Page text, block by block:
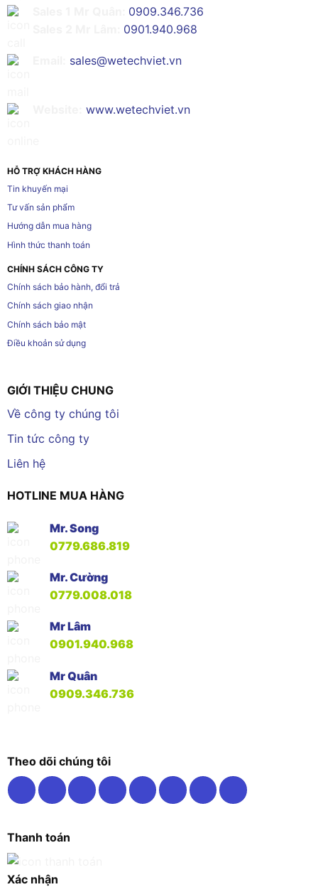
0909.346.736
0901.940.968
sales@wetechviet.vn
www.wetechviet.vn
HỖ TRỢ KHÁCH HÀNG
Tin khuyến mại
Tư vấn sản phẩm
Hướng dẫn mua hàng
Hình thức thanh toán
CHÍNH SÁCH CÔNG TY
Chính sách bảo hành, đổi trả
Chính sách giao nhận
Chính sách bảo mật
Điều khoản sử dụng
GIỚI THIỆU CHUNG
Về công ty chúng tôi
Tin tức công ty
Liên hệ
HOTLINE MUA HÀNG
Mr. Song
0779.686.819
Mr. Cường
0779.008.018
Mr Lâm
0901.940.968
Mr Quân
0909.346.736
Theo dõi chúng tôi
Thanh toán
Xác nhận